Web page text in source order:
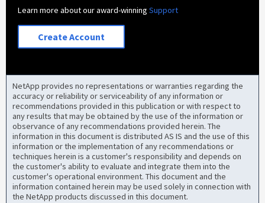
Learn more about our award-winningSupport
Create Account
NetApp provides no representations or warranties regarding the
accuracy or reliability or serviceability of any information or
recommendations provided in this publication or with respect to
any results that may be obtained by the use of the information or
observance of any recommendations provided herein. The
information in this document is distributed AS IS and the use of this
information or the implementation of any recommendations or
techniques herein is a customer's responsibility and depends on
the customer's ability to evaluate and integrate them into the
customer's operational environment. This document and the
information contained herein may be used solely in connection with
the NetApp products discussed in this document.